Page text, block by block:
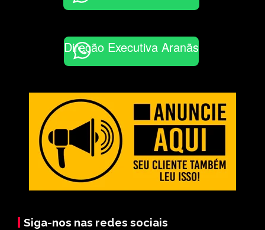
Direção Executiva Aranãs
Siga-nos nas redes sociais